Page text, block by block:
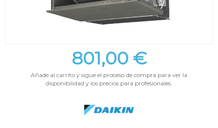
801,00 €
Añade al carrito y sigue el proceso de compra para ver la
disponibilidad y los precios para profesionales.